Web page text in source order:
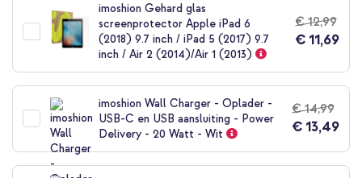
imoshion Gehard glas
screenprotector Apple iPad 6
(2018) 9.7 inch / iPad 5 (2017) 9.7
inch / Air 2 (2014)/Air 1 (2013)
€ 12,99
€ 11,69
imoshion Wall Charger - Oplader -
USB-C en USB aansluiting - Power
Delivery - 20 Watt - Wit
€ 14,99
€ 13,49